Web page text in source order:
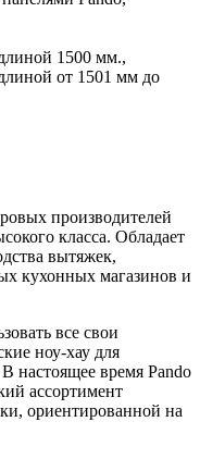
1500 мм.,
от 1501 мм до
производителей
класса. Обладает
вытяжек,
кухонных магазинов и
все свои
ноу-хау для
настоящее время Pando
ассортимент
ориентированной на